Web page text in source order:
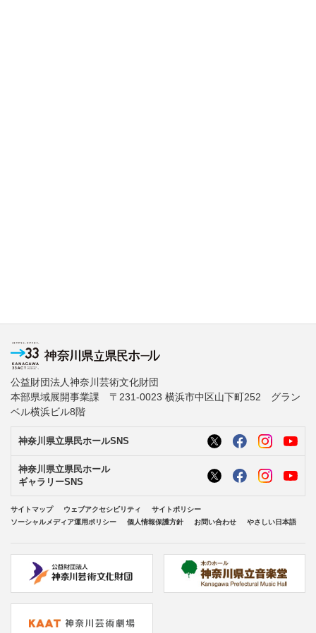
公益財団法人神奈川芸術文化財団
本部県域展開事業課 〒231-0023 横浜市中区山下町252 グラン
ベル横浜ビル8階
神奈川県立県民ホールSNS
神奈川県立県民ホール
ギャラリーSNS
サイトマップ ウェブアクセシビリティ
サイトポリシー
ソーシャルメディア運用ポリシー
個人情報保護方針 お問い合わせ やさしい日本語